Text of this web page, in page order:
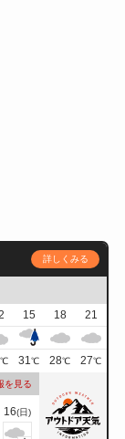
詳しくみる
15 18
21
℃ 31℃ 28℃ 27℃
を見る
16(日)